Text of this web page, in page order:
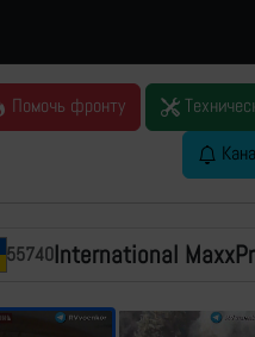
Помочь фронту
55740International